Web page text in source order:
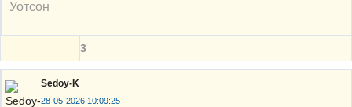
Уотсон
3
Sedoy-K
28-05-2026 10:09:25